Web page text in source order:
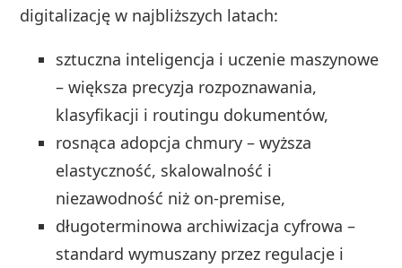
digitalizację w najbliższych latach:
sztuczna inteligencja i uczenie maszynowe
– większa precyzja rozpoznawania,
klasyfikacji i routingu dokumentów,
rosnąca adopcja chmury – wyższa
elastyczność, skalowalność i
niezawodność niż on‑premise,
długoterminowa archiwizacja cyfrowa –
standard wymuszany przez regulacje i